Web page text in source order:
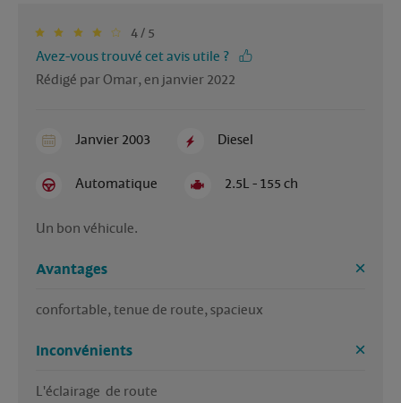
4 / 5
Avez-vous trouvé cet avis utile ?
Rédigé par Omar, en janvier 2022
Janvier 2003 Diesel
Automatique 2.5L - 155 ch
Avantages
confortable, tenue de route, spacieux
Inconvénients
L'éclairage  de route